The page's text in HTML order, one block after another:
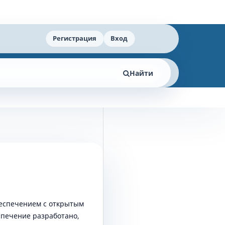
Регистрация Вход
Найти
с открытым
разработано,